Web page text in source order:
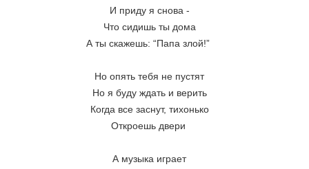
И приду я снова -
Что сидишь ты дома
А ты скажешь: “Папа злой!”
Но опять тебя не пустят
Но я буду ждать и верить
Когда все заснут, тихонько
Откроешь двери
А музыка играет